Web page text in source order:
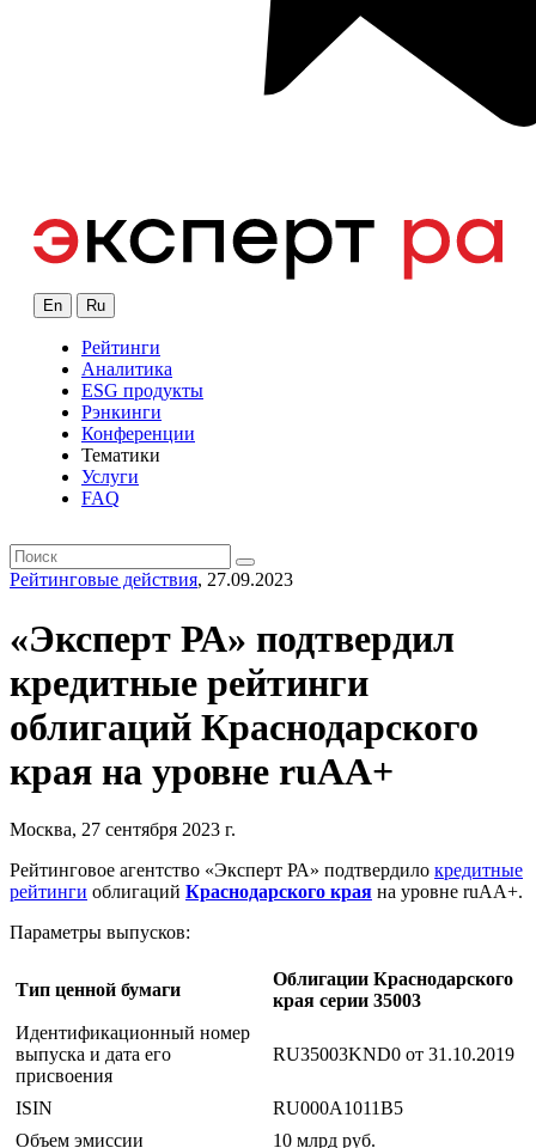
En Ru
Рейтинги
Аналитика
ESG продукты
Рэнкинги
Конференции
Тематики
Услуги
FAQ
Рейтинговые действия, 27.09.2023
«Эксперт РА» подтвердил
кредитные рейтинги
облигаций Краснодарского
края на уровне ruAA+
Москва, 27 сентября 2023 г.
Рейтинговое агентство «Эксперт РА» подтвердило кредитные
рейтинги облигаций Краснодарского края на уровне ruAA+.
Параметры выпусков:
Тип ценной бумаги
Облигации Краснодарского
края серии 35003
Идентификационный номер
выпуска и дата его
присвоения
RU35003KND0 от 31.10.2019
ISIN
RU000A1011B5
Объем эмиссии
10 млрд руб.